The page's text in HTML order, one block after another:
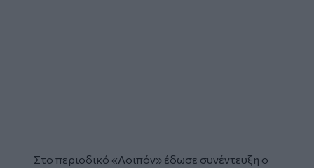
Στο περιοδικό «Λοιπόν» έδωσε συνέντευξη ο